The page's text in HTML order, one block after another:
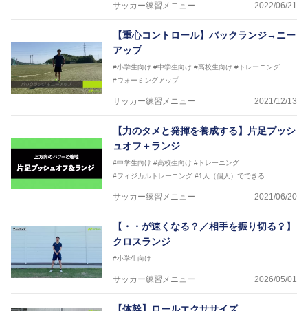
サッカー練習メニュー 2022/06/21
【重心コントロール】バックランジ→ニー
アップ
#小学生向け #中学生向け #高校生向け #トレーニング
#ウォーミングアップ
サッカー練習メニュー 2021/12/13
【力のタメと発揮を養成する】片足プッシ
ュオフ＋ランジ
#中学生向け #高校生向け #トレーニング
#フィジカルトレーニング #1人（個人）でできる
サッカー練習メニュー 2021/06/20
【・・が速くなる？／相手を振り切る？】
クロスランジ
#小学生向け
サッカー練習メニュー 2026/05/01